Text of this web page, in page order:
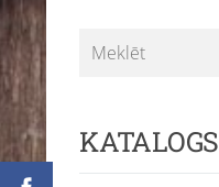
KATALOGS